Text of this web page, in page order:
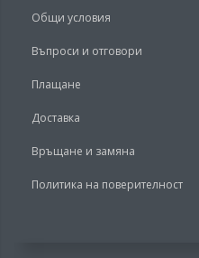
Общи условия
Въпроси и отговори
Плащане
Доставка
Връщане и замяна
Политика на поверителност